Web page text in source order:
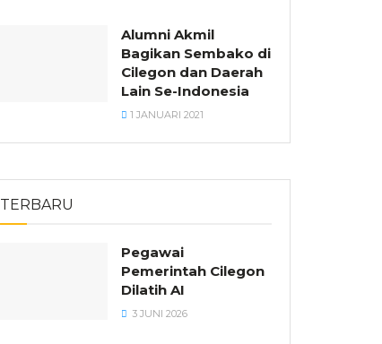
Alumni Akmil
Bagikan Sembako di
Cilegon dan Daerah
Lain Se-Indonesia
1 JANUARI 2021
TERBARU
Pegawai
Pemerintah Cilegon
Dilatih AI
3 JUNI 2026